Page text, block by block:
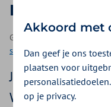
Met
Geplaatst op 26 april 2021
stappen podcasts| 21:22
Je kunt het ‘eigen
Weijers noemt
Akkoord met
Dan geef je ons
plaatsen voor
op je privacy.